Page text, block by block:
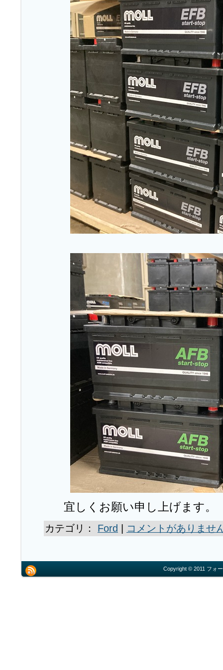
宜しくお願い申し上げます。
カテゴリ： Ford | コメントがありませ
Copyright © 2011 フォ